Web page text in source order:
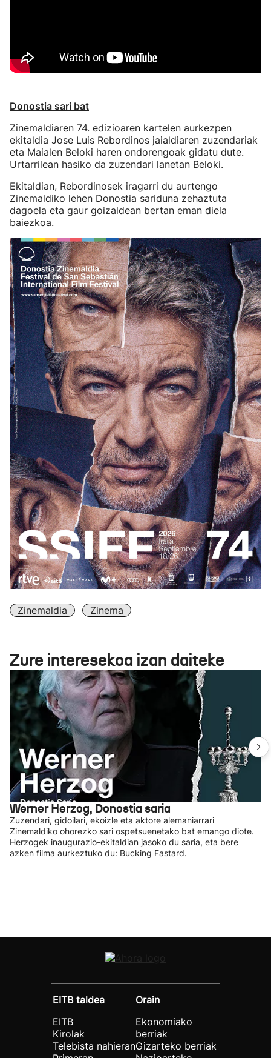
Donostia sari bat
Zinemaldiaren 74. edizioaren kartelen aurkezpen
ekitaldia Jose Luis Rebordinos jaialdiaren zuzendariak
eta Maialen Beloki haren ondorengoak gidatu dute.
Urtarrilean hasiko da zuzendari lanetan Beloki.
Ekitaldian, Rebordinosek iragarri du aurtengo
Zinemaldiko lehen Donostia sariduna zehaztuta
dagoela eta gaur goizaldean bertan eman diela
baiezkoa.
Zinemaldia Zinema
Zure interesekoa izan daiteke
Werner Herzog, Donostia saria
Zuzendari, gidoilari, ekoizle eta aktore alemaniarrari
Zinemaldiko ohorezko sari ospetsuenetako bat emango diote.
Herzogek inaugurazio-ekitaldian jasoko du saria, eta bere
azken filma aurkeztuko du: Bucking Fastard.
EITB taldea
EITB
Kirolak
Telebista nahieran
Orain
Ekonomiako
berriak
Gizarteko berriak